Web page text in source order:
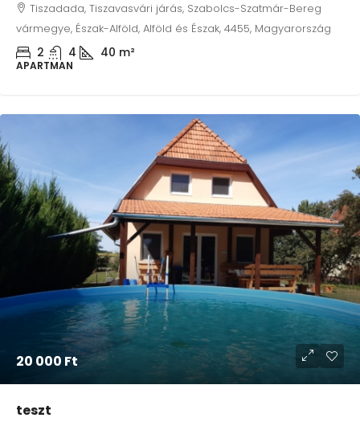
Tiszadada, Tiszavasvári járás, Szabolcs-Szatmár-Bereg
vármegye, Észak-Alföld, Alföld és Észak, 4455, Magyarország
2 4 40 m²
APARTMAN
20 000 Ft
teszt